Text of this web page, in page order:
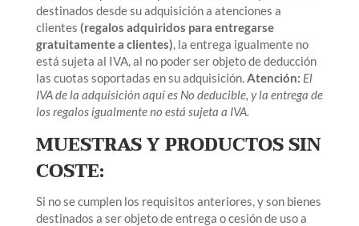
destinados desde su adquisición a atenciones a
clientes (regalos adquiridos para entregarse
gratuitamente a clientes), la entrega igualmente no
está sujeta al IVA, al no poder ser objeto de deducción
las cuotas soportadas en su adquisición.Atención: El
IVA de la adquisición aquí es No deducible, y la entrega de
los regalos igualmente no está sujeta a IVA.
MUESTRAS Y PRODUCTOS SIN
COSTE:
Si no se cumplen los requisitos anteriores, y son bienes
destinados a ser objeto de entrega o cesión de uso a